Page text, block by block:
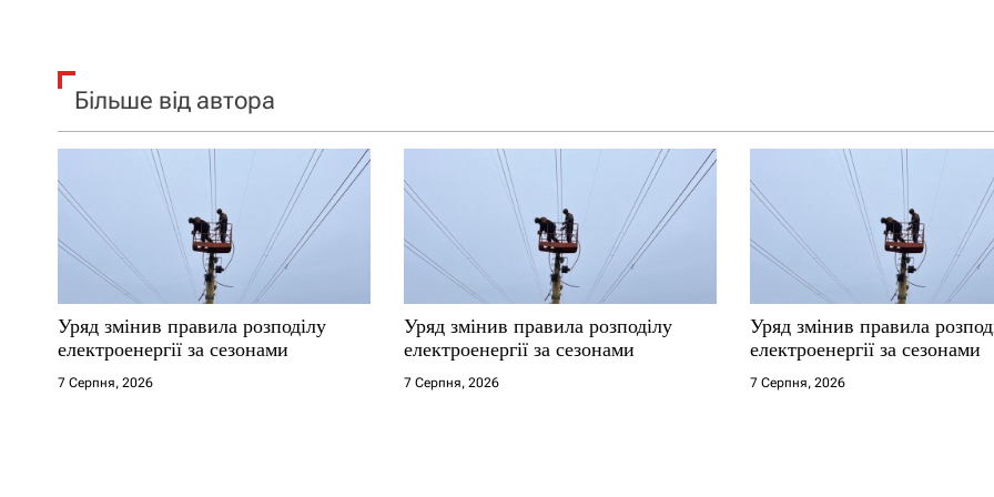
Більше від автора
Уряд змінив правила розподілу
електроенергії за сезонами
7 Серпня, 2026
Уряд змінив правила розподілу
електроенергії за сезонами
7 Серпня, 2026
Уряд змінив правила
електроенергії за сезонами
7 Серпня, 2026